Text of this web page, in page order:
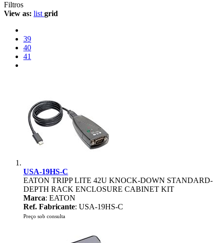
Filtros
View as: list grid
39
40
41
USA-19HS-C
EATON TRIPP LITE 42U KNOCK-DOWN STANDARD-
DEPTH RACK ENCLOSURE CABINET KIT
Marca: EATON
Ref. Fabricante: USA-19HS-C
Preço sob consulta